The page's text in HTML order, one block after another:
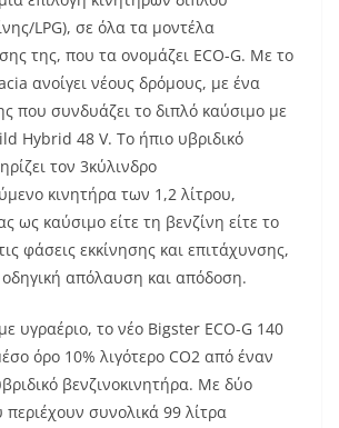
LPG), σε όλα τα μοντέλα
της, που τα ονομάζει ECO-G. Με το
ανοίγει νέους δρόμους, με ένα
που συνδυάζει το διπλό καύσιμο με
Hybrid 48 V. Το ήπιο υβριδικό
τον 3κύλινδρο
κινητήρα των 1,2 λίτρου,
ως καύσιμο είτε τη βενζίνη είτε το
φάσεις εκκίνησης και επιτάχυνσης,
απόλαυση και απόδοση.
υγραέριο, το νέο Bigster ECO-G 140
όρο 10% λιγότερο CO2 από έναν
βενζινοκινητήρα. Με δύο
συνολικά 99 λίτρα